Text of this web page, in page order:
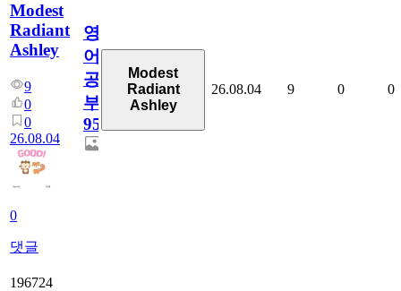
Modest
Radiant
Ashley
9
0
0
26.08.04
0
댓글
영
어
공
부
95
Modest
Radiant
Ashley
26.08.04 9 0 0
196724